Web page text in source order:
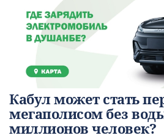
Кабул может стать
мегаполисом без
миллионов человек?